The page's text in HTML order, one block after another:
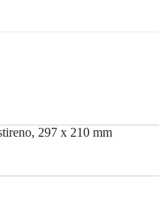
297 x 210 mm